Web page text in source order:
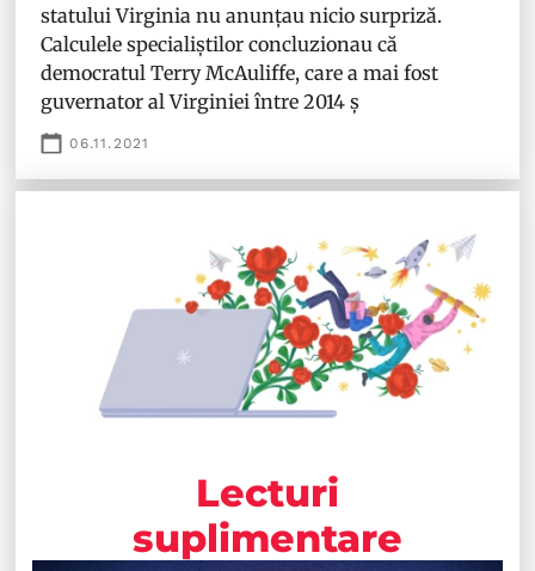
statului Virginia nu anunțau nicio surpriză.
Calculele specialiștilor concluzionau că
democratul Terry McAuliffe, care a mai fost
guvernator al Virginiei între 2014 ș
06.11.2021
Lecturi
suplimentare